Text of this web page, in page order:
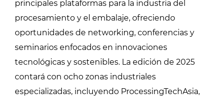
principales plataformas para la industria del
procesamiento y el embalaje, ofreciendo
oportunidades de networking, conferencias y
seminarios enfocados en innovaciones
tecnológicas y sostenibles. La edición de 2025
contará con ocho zonas industriales
especializadas, incluyendo ProcessingTechAsia,